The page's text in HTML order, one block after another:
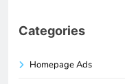
Categories
Homepage Ads